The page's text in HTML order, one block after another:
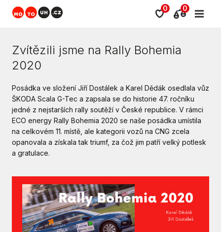
0 0
Zvítězili jsme na Rally Bohemia
2020
Posádka ve složení Jiří Dostálek a Karel Dědák osedlala vůz
ŠKODA Scala G-Tec a zapsala se do historie 47. ročníku
jedné z nejstarších rally soutěží v České republice. V rámci
ECO energy Rally Bohemia 2020 se naše posádka umístila
na celkovém 11. místě, ale kategorii vozů na CNG zcela
opanovala a získala tak triumf, za čož jim patří velký potlesk
a gratulace.